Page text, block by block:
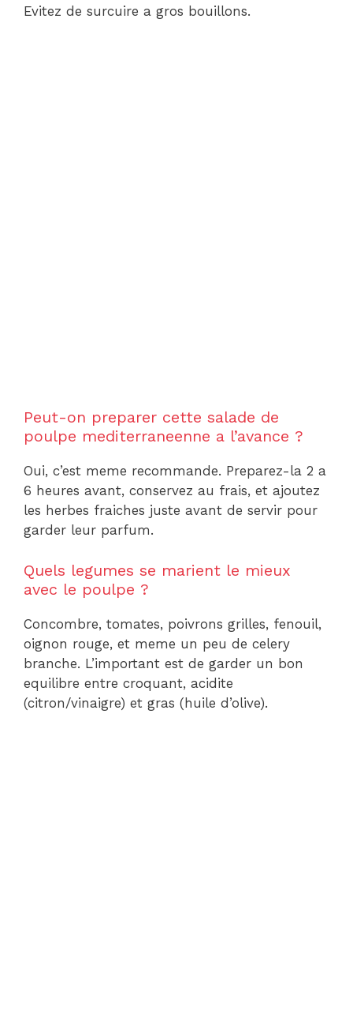
Evitez de surcuire a gros bouillons.
Peut-on preparer cette salade de
poulpe mediterraneenne a l’avance ?
Oui, c’est meme recommande. Preparez-la 2 a
6 heures avant, conservez au frais, et ajoutez
les herbes fraiches juste avant de servir pour
garder leur parfum.
Quels legumes se marient le mieux
avec le poulpe ?
Concombre, tomates, poivrons grilles, fenouil,
oignon rouge, et meme un peu de celery
branche. L’important est de garder un bon
equilibre entre croquant, acidite
(citron/vinaigre) et gras (huile d’olive).